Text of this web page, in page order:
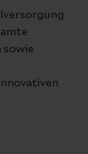
sowie